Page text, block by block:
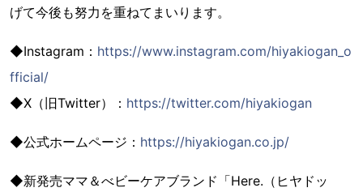
げて今後も努力を重ねてまいります。
◆Instagram： https://www.instagram.com/hiyakiogan_o
fficial/
◆X（旧Twitter）： https://twitter.com/hiyakiogan
◆公式ホームページ： https://hiyakiogan.co.jp/
◆新発売ママ＆べビーケアブランド「Here.（ヒヤドッ